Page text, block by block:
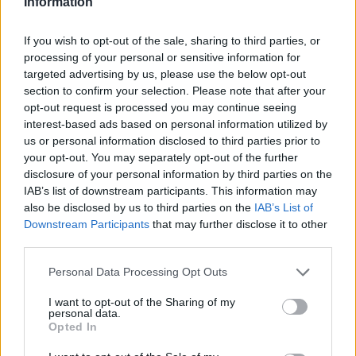
If you wish to opt-out of the sale, sharing to third parties, or
processing of your personal or sensitive information for
targeted advertising by us, please use the below opt-out
section to confirm your selection. Please note that after your
opt-out request is processed you may continue seeing
interest-based ads based on personal information utilized by
us or personal information disclosed to third parties prior to
your opt-out. You may separately opt-out of the further
disclosure of your personal information by third parties on the
IAB’s list of downstream participants. This information may
also be disclosed by us to third parties on the IAB’s List of
Downstream Participants that may further disclose it to other
Personal Data Processing Opt Outs
I want to opt-out of the Sharing of my
personal data.
Opted In
με 8 οχήματα και 3 αεροσκάφη, ενώ
συνδρομή παρέχουν υδροφόρες και
μηχανήματα έργου ΟΤΑ.
Ποια χώρα έχτισε τσιμεντένιο
φράγμα 400 χλμ. για τα
τσουνάμι ‑ Πόσο κοστίζει και
γιατί διχάζει
ΣΉΜΕΡΑ
Επένδυσε πάνω από 12 δισ. δολάρια σε
ένα γιγαντιαίο παράκτιο τείχος που
προκαλεί έντονες αντιδράσεις από
κατοίκους και περιβαλλοντικές